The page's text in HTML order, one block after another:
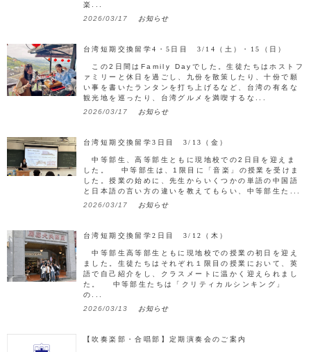
楽...
2026/03/17
お知らせ
台湾短期交換留学4・5日目 3/14（土）・15（日）
この2日間はFamily Dayでした。生徒たちはホストフ
ァミリーと休日を過ごし、九份を散策したり、十份で願
い事を書いたランタンを打ち上げるなど、台湾の有名な
観光地を巡ったり、台湾グルメを満喫するな...
2026/03/17
お知らせ
台湾短期交換留学3日目 3/13（金）
中等部生、高等部生ともに現地校での2日目を迎えま
した。 中等部生は、1限目に「音楽」の授業を受けま
した。授業の始めに、先生からいくつかの単語の中国語
と日本語の言い方の違いを教えてもらい、中等部生た...
2026/03/17
お知らせ
台湾短期交換留学2日目 3/12（木）
中等部生高等部生ともに現地校での授業の初日を迎え
ました。生徒たちはそれぞれ１限目の授業において、英
語で自己紹介をし、クラスメートに温かく迎えられまし
た。 中等部生たちは「クリティカルシンキング」
の...
2026/03/13
お知らせ
【吹奏楽部・合唱部】定期演奏会のご案内